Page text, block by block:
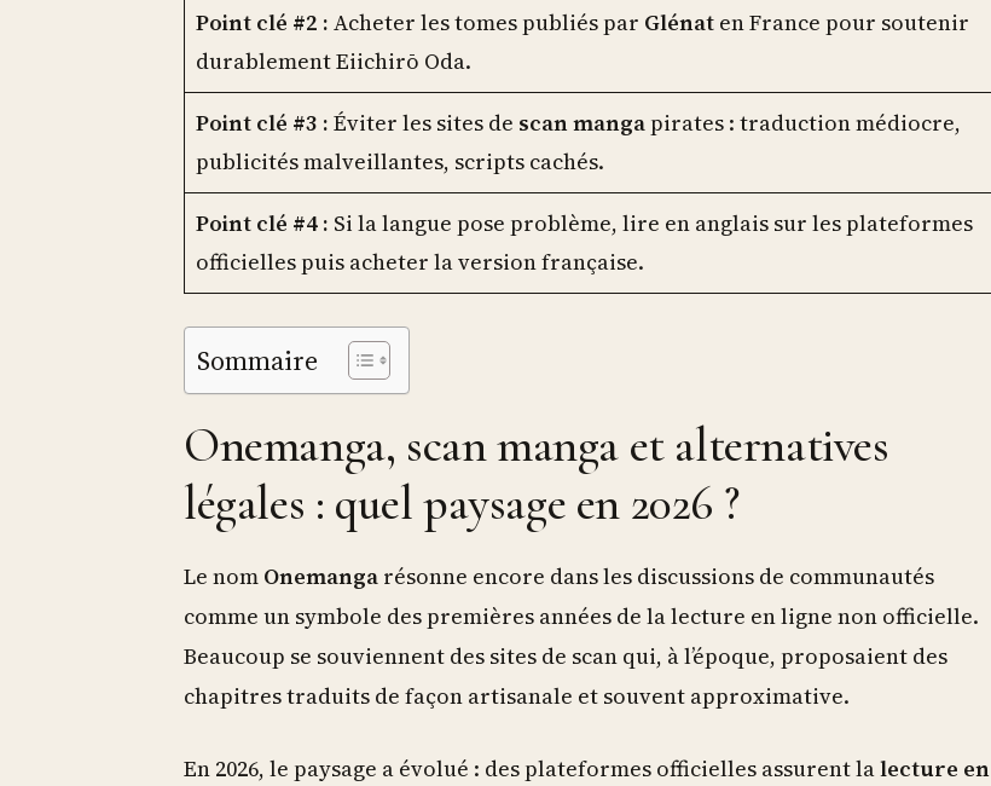
Point clé #2 : Acheter les tomes publiés par Glénat en France pour soutenir
durablement Eiichirō Oda.
Point clé #3 : Éviter les sites de scan manga pirates : traduction médiocre,
publicités malveillantes, scripts cachés.
Point clé #4 : Si la langue pose problème, lire en anglais sur les plateformes
officielles puis acheter la version française.
Sommaire
Onemanga, scan manga et alternatives
légales : quel paysage en 2026 ?
Le nom Onemanga résonne encore dans les discussions de communautés
comme un symbole des premières années de la lecture en ligne non officielle.
Beaucoup se souviennent des sites de scan qui, à l’époque, proposaient des
chapitres traduits de façon artisanale et souvent approximative.
En 2026, le paysage a évolué : des plateformes officielles assurent lalecture en